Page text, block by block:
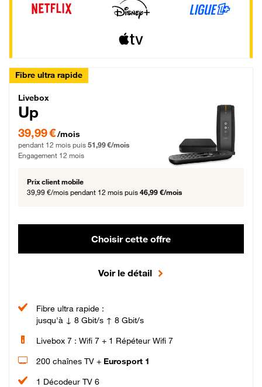
Fibre ultra rapide
Livebox Up Fibre
Livebox
Up
39,99 € par mois pendant 12 mois puis 51,99 € par mois, Engagement 12 mois
39,99 €/mois
pendant 12 mois puis 51,99 €/mois
Engagement 12 mois
Prix client mobile
39,99 €/mois pendant 12 mois puis 46,99 €/mois
Choisir cette offre
Voir le détail
Fibre ultra rapide :
jusqu'à ↓ 8 Gbit/s ↑ 8 Gbit/s
Livebox 7 : Wifi 7 + 1 Répéteur Wifi 7
200 chaînes TV + Eurosport 1
1 Décodeur TV 6